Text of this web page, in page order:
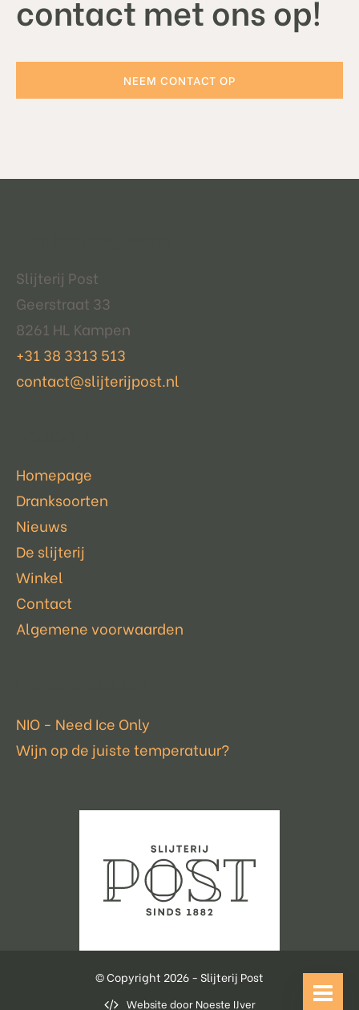
contact met ons op!
NEEM CONTACT OP
Slijterij Post
Geerstraat 33
8261 HL Kampen
+31 38 3313 513
contact@slijterijpost.nl
Homepage
Dranksoorten
Nieuws
De slijterij
Winkel
Contact
Algemene voorwaarden
NIO - Need Ice Only
Wijn op de juiste temperatuur?
© Copyright 2026 - Slijterij Post
Website door Noeste IJver